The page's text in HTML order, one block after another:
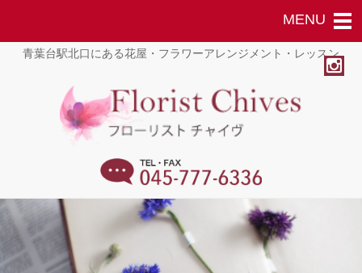
青葉台駅北口にある花屋・フラワーアレンジメント・レッスン